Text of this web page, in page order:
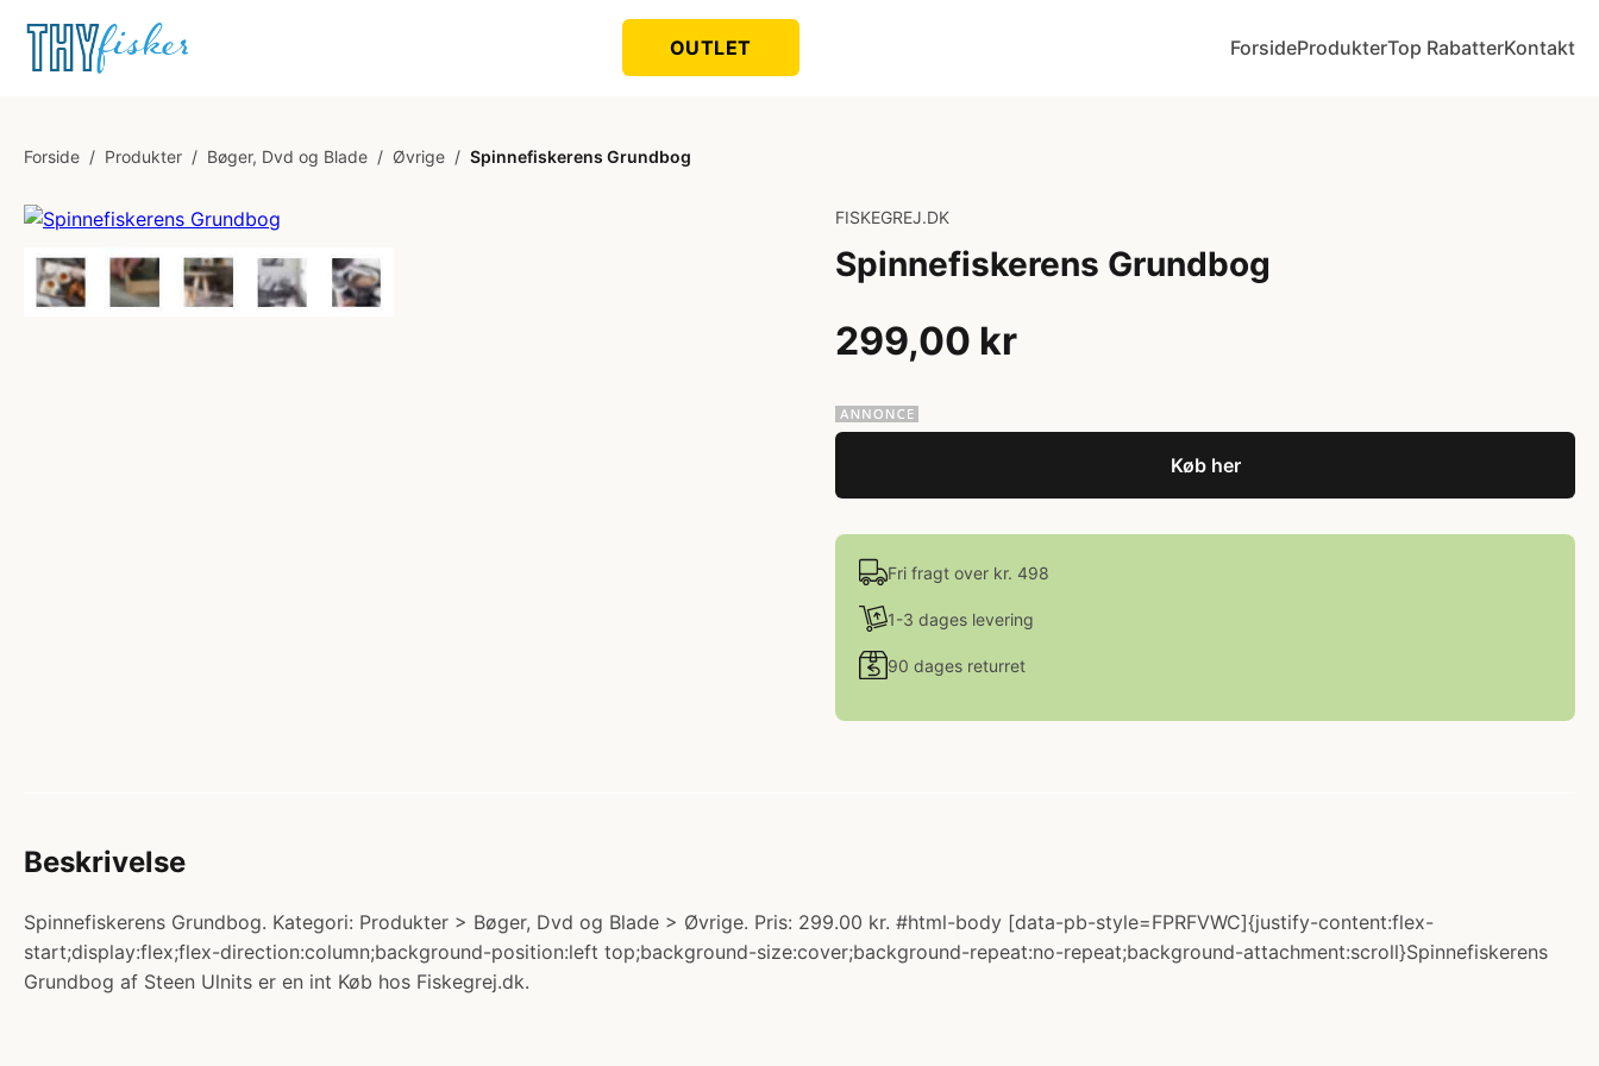
OUTLET ForsideProdukterTop RabatterKontakt
Forside / Produkter / Bøger, Dvd og Blade / Øvrige / Spinnefiskerens Grundbog
FISKEGREJ.DK
Spinnefiskerens Grundbog
299,00 kr
Køb her
Fri fragt over kr. 498
1-3 dages levering
90 dages returret
Beskrivelse
Spinnefiskerens Grundbog. Kategori: Produkter > Bøger, Dvd og Blade > Øvrige. Pris: 299.00 kr. #html-body [data-pb-style=FPRFVWC]{justify-content:flex-
start;display:flex;flex-direction:column;background-position:left top;background-size:cover;background-repeat:no-repeat;background-attachment:scroll}Spinnefiskerens
Grundbog af Steen Ulnits er en int Køb hos Fiskegrej.dk.